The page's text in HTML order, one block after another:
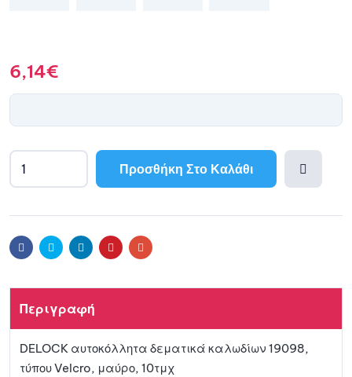
6,14€
Προσθήκη Στο Καλάθι
αγαπη
l
r
FacebookTwitter LinkedinPinterestEmail
Περιγραφή
DELOCK αυτοκόλλητα δεματικά καλωδίων 19098,
τύπου Velcro, μαύρο, 10τμχ